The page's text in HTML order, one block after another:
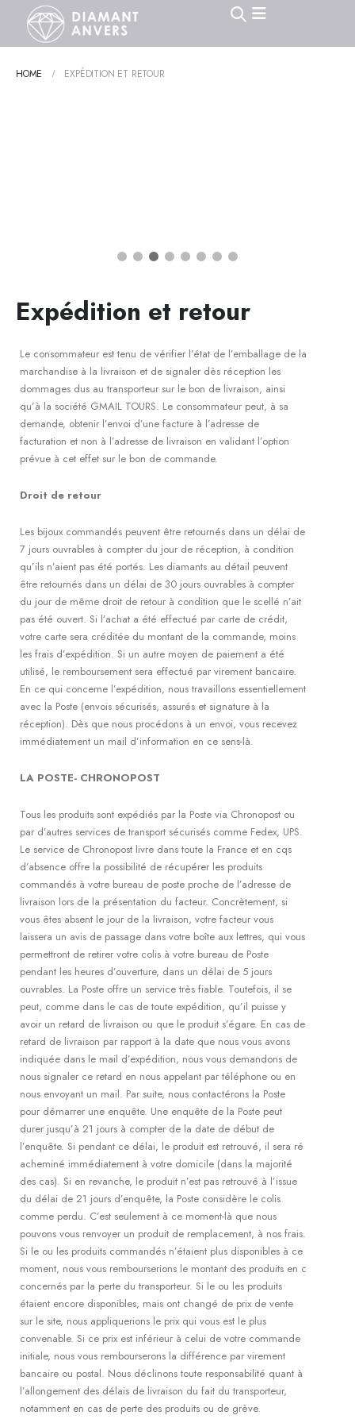
HOME EXPÉDITION ET RETOUR
Expédition et retour
Le consommateur est tenu de vérifier l’état de l’emballage de la
marchandise à la livraison et de signaler dès réception les
dommages dus au transporteur sur le bon de livraison, ainsi
qu’à la société GMAIL TOURS. Le consommateur peut, à sa
demande, obtenir l’envoi d’une facture à l’adresse de
facturation et non à l’adresse de livraison en validant l’option
prévue à cet effet sur le bon de commande.
Droit de retour
Les bijoux commandés peuvent être retournés dans un délai de
7 jours ouvrables à compter du jour de réception, à condition
qu’ils n’aient pas été portés. Les diamants au détail peuvent
être retournés dans un délai de 30 jours ouvrables à compter
du jour de même droit de retour à condition que le scellé n’ait
pas été ouvert. Si l’achat a été effectué par carte de crédit,
votre carte sera créditée du montant de la commande, moins
les frais d’expédition. Si un autre moyen de paiement a été
utilisé, le remboursement sera effectué par virement bancaire.
En ce qui concerne l’expédition, nous travaillons essentiellement
avec la Poste (envois sécurisés, assurés et signature à la
réception). Dès que nous procédons à un envoi, vous recevez
immédiatement un mail d’information en ce sens-là.
LA POSTE- CHRONOPOST
Tous les produits sont expédiés par la Poste via Chronopost ou
par d’autres services de transport sécurisés comme Fedex, UPS.
Le service de Chronopost livre dans toute la France et en cqs
d’absence offre la possibilité de récupérer les produits
commandés à votre bureau de poste proche de l’adresse de
livraison lors de la présentation du facteur. Concrètement, si
vous êtes absent le jour de la livraison, votre facteur vous
laissera un avis de passage dans votre boîte aux lettres, qui vous
permettront de retirer votre colis à votre bureau de Poste
pendant les heures d’ouverture, dans un délai de 5 jours
ouvrables. La Poste offre un service très fiable. Toutefois, il se
peut, comme dans le cas de toute expédition, qu’il puisse y
avoir un retard de livraison ou que le produit s’égare. En cas de
retard de livraison par rapport à la date que nous vous avons
indiquée dans le mail d’expédition, nous vous demandons de
nous signaler ce retard en nous appelant par téléphone ou en
nous envoyant un mail. Par suite, nous contactérons la Poste
pour démarrer une enquête. Une enquête de la Poste peut
durer jusqu’à 21 jours à compter de la date de début de
l’enquête. Si pendant ce délai, le produit est retrouvé, il sera ré
acheminé immédiatement à votre domicile (dans la majorité
des cas). Si en revanche, le produit n’est pas retrouvé à l’issue
du délai de 21 jours d’enquête, la Poste considère le colis
comme perdu. C’est seulement à ce moment-là que nous
pouvons vous renvoyer un produit de remplacement, à nos frais.
Si le ou les produits commandés n’étaient plus disponibles à ce
moment, nous vous rembourserions le montant des produits en c
concernés par la perte du transporteur. Si le ou les produits
étaient encore disponibles, mais ont changé de prix de vente
sur le site, nous appliquerions le prix qui vous est le plus
convenable. Si ce prix est inférieur à celui de votre commande
initiale, nous vous rembourserons la différence par virement
bancaire ou postal. Nous déclinons toute responsabilité quant à
l’allongement des délais de livraison du fait du transporteur,
notamment en cas de perte des produits ou de grève.